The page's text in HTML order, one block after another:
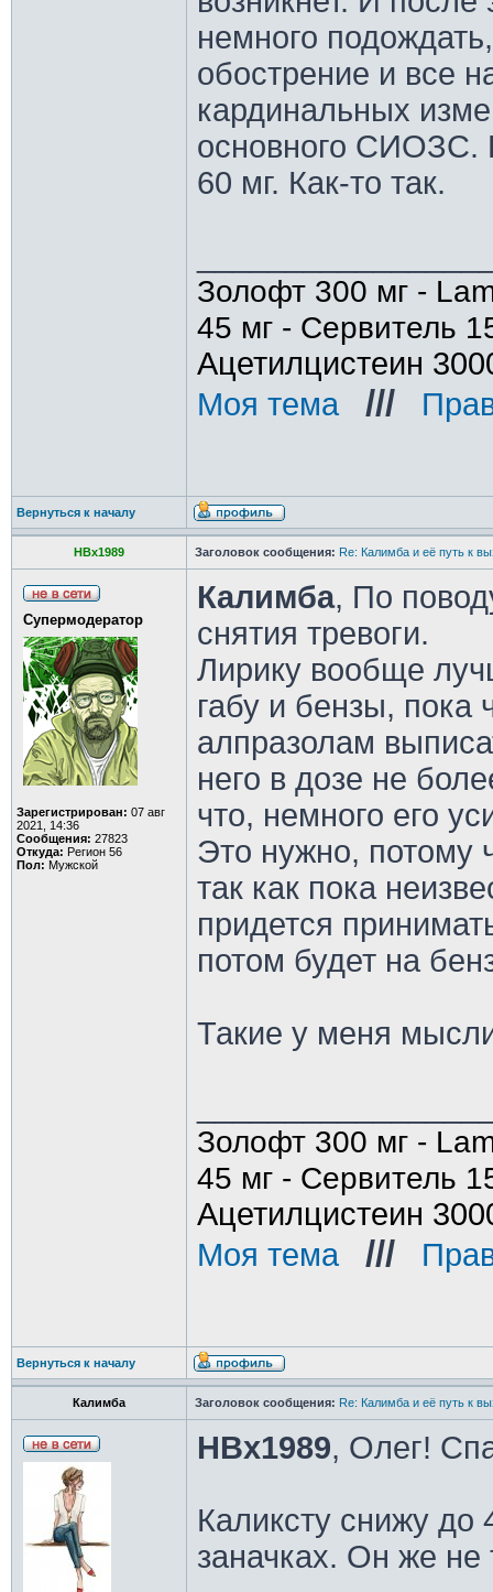
немного
обострение и все
кардинальных
основного СИОЗС.
60 мг. Как-то так.
Золофт 300 мг -
45 мг - Сервитель
Ацетилцистеин
Моя тема_ ///
Вернуться к началу
HBx1989 Заголовок сообщения: Re: Калимба и её путь к
Супермодератор
Зарегистрирован: 07 авг
2021, 14:36
Сообщения: 27823
Откуда: Регион 56
Пол: Мужской
Калимба, По
снятия тревоги.
Лирику вообще
габу и бензы, пока
алпразолам
него в дозе не
что, немного его
Это нужно, потому
так как пока
придется
потом будет на
Такие у меня
Золофт 300 мг -
45 мг - Сервитель
Ацетилцистеин
Моя тема_ ///
Вернуться к началу
Калимба Заголовок сообщения: Re: Калимба и её путь к
HBx1989, Олег!
Каликсту снижу до
заначках. Он же не